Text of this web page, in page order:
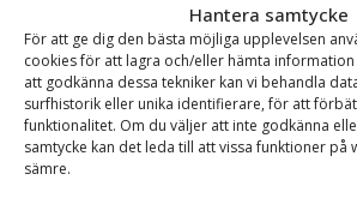
Hantera samtycke
För att ge dig den bästa möjliga upplevelsen
cookies för att lagra och/eller hämta
att godkänna dessa tekniker kan vi behandla
surfhistorik eller unika identifierare, för att
funktionalitet. Om du väljer att inte godkänna
samtycke kan det leda till att vissa funktioner på
sämre.
Se alla produkter inom samma kategori
Pallgafflar Hydrauliska